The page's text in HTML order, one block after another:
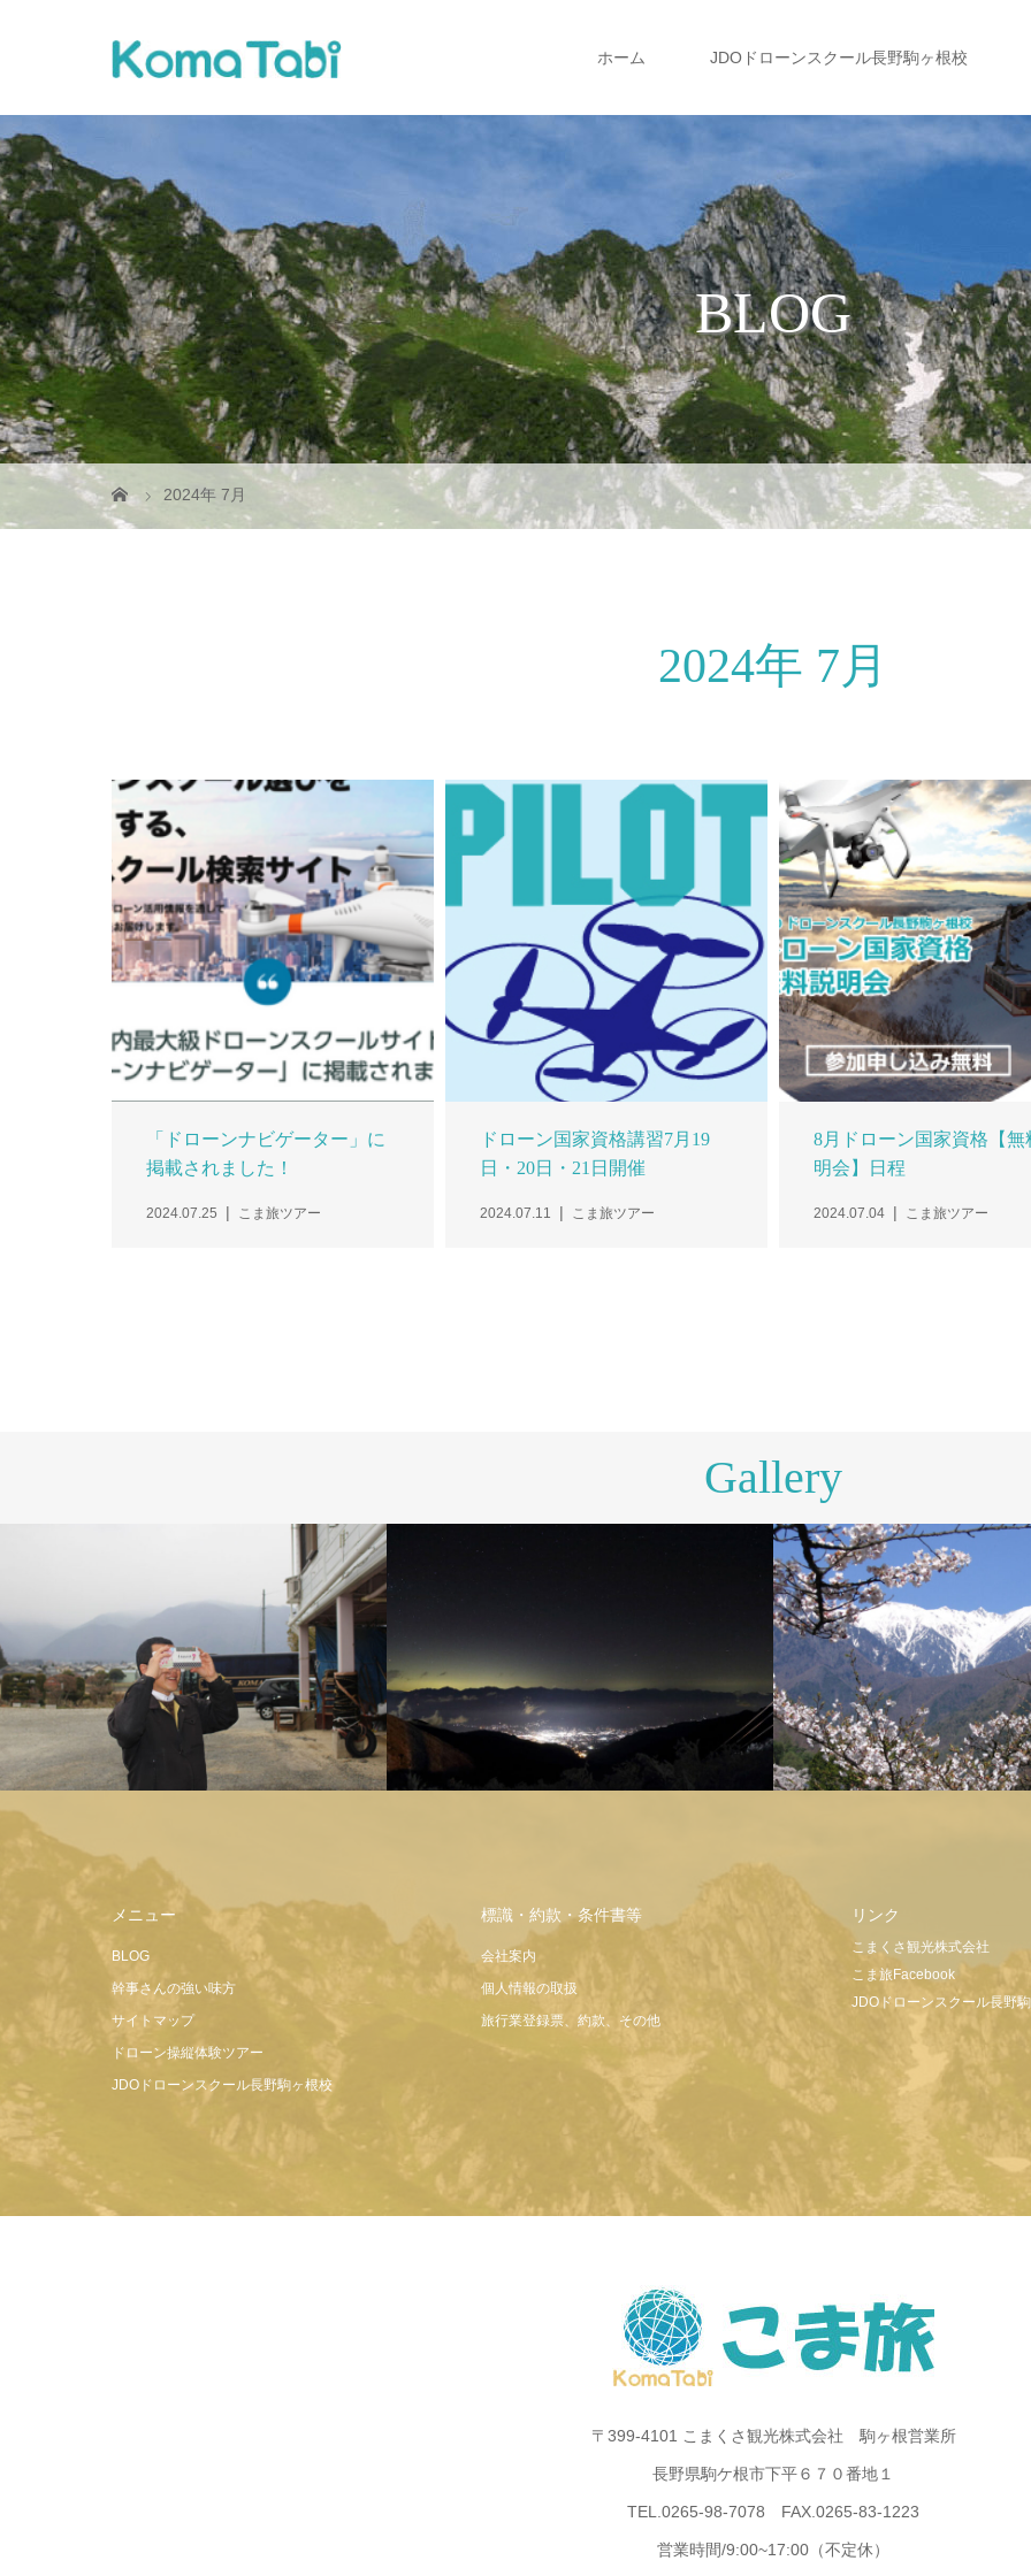
ホーム JDOドローンスクール長野駒ヶ根校
BLOG
2024年 7月
2024年 7月
「ドローンナビゲーター」に
掲載されました！
2024.07.25 こま旅ツアー
ドローン国家資格講習7月19
日・20日・21日開催
2024.07.11 こま旅ツアー
8月ドローン国家資格【無
明会】日程
2024.07.04 こま旅ツアー
Gallery
こま旅ツアー高遠桜 駒ヶ岳ロープウェイ
メニュー
BLOG
幹事さんの強い味方
サイトマップ
ドローン操縦体験ツアー
JDOドローンスクール長野駒ヶ根校
標識・約款・条件書等
会社案内
個人情報の取扱
旅行業登録票、約款、その他
リンク
こまくさ観光株式会社
こま旅Facebook
JDOドローンスクール長野
〒399-4101 こまくさ観光株式会社 駒ヶ根営業所
長野県駒ケ根市下平６７０番地１
TEL.0265-98-7078 FAX.0265-83-1223
営業時間/9:00~17:00（不定休）